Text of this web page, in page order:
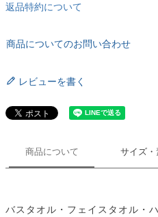
返品特約について
商品についてのお問い合わせ
レビューを書く
商品について サイズ・
バスタオル・フェイスタオル・